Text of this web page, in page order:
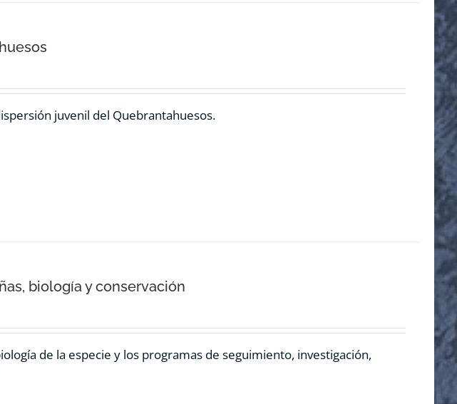
juvenil del Quebrantahuesos.
biología y conservación
de la especie y los programas de seguimiento, investigación,